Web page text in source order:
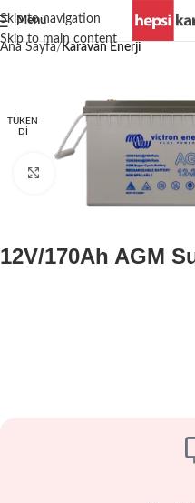
Skip to navigation
Skip to main content
Menü
Ana Sayfa Karavan Enerji
TÜKEN
DI
Büyütmek için tıklayın
12V/170Ah AGM